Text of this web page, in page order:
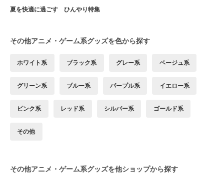
夏を快適に過ごす ひんやり特集
その他アニメ・ゲーム系グッズを色から探す
ホワイト系 ブラック系 グレー系 ベージュ系
グリーン系 ブルー系 パープル系 イエロー系
ピンク系 レッド系 シルバー系 ゴールド系
その他
その他アニメ・ゲーム系グッズを他ショップから探す